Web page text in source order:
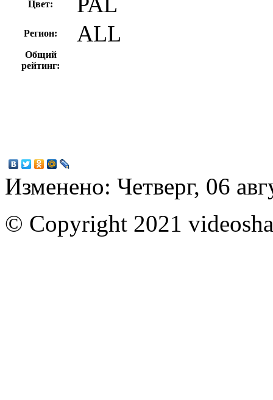
Цвет:
Регион: ALL
Общий
рейтинг:
Изменено: Четверг, 06
© Copyright 2021